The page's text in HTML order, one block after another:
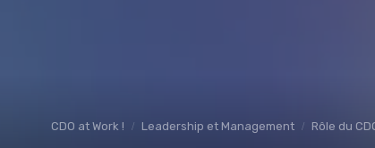
CDO at Work ! Leadership et Management Rôle du